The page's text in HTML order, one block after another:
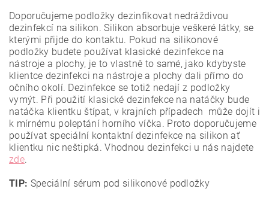
Doporučujeme podložky dezinfikovat nedráždivou
dezinfekcí na silikon. Silikon absorbuje veškeré látky, se
kterými přijde do kontaktu. Pokud na silikonové
podložky budete používat klasické dezinfekce na
nástroje a plochy, je to vlastně to samé, jako kdybyste
klientce dezinfekci na nástroje a plochy dali přímo do
očního okolí. Dezinfekce se totiž nedají z podložky
vymýt. Při použití klasické dezinfekce na natáčky bude
natáčka klientku štípat, v krajních případech může dojít i
k mírnému poleptání horního víčka. Proto doporučujeme
používat speciální kontaktní dezinfekce na silikon ať
klientku nic neštipká. Vhodnou dezinfekci u nás najdete
zde.
TIP: Speciální sérum pod silikonové podložky